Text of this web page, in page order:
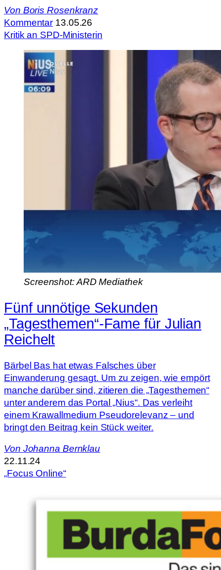
Von Boris Rosenkranz
Kommentar 13.05.26
Kritik an SPD-Ministerin
Screenshot: ARD Mediathek
Fünf unnötige Sekunden
„Tagesthemen“-Fame für Julian
Reichelt
Bärbel Bas hat etwas Falsches über
Einwanderung gesagt. Um zu zeigen, wie empört
manche darüber sind, zitieren die „Tagesthemen“
unter anderem das Portal „Nius“. Das verleiht
einem Krawallmedium Pseudorelevanz – und
bringt den Beitrag kein Stück weiter.
Von Johanna Bernklau
22.11.24
„Focus Online“